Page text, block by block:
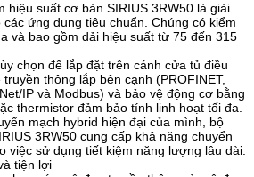
hiệu suất cơ bản SIRIUS 3RW50 là giải
các ứng dụng tiêu chuẩn. Chúng có kiểm
và bao gồm dải hiệu suất từ 75 đến 315
chọn để lắp đặt trên cánh cửa tủ điều
thông lắp bên cạnh (PROFINET,
IP và Modbus) và bảo vệ động cơ bằng
thermistor đảm bảo tính linh hoạt tối đa.
mạch hybrid hiện đại của mình, bộ
3RW50 cung cấp khả năng chuyển
việc sử dụng tiết kiệm năng lượng lâu dài.
tiện lợi